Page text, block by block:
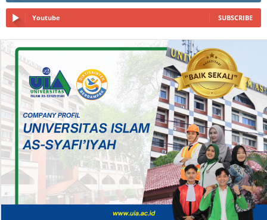
Youtube SUBSCRIBE